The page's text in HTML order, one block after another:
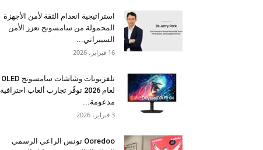
استراتيجية انعدام الثقة لأمن الأجهزة
المحمولة من سامسونج تعزز الأمن
السيبراني...
16 فبراير، 2026
تلفزيونات وشاشات سامسونج OLED
لعام 2026 توفّر تجارب ألعاب احترافية
مدعومة...
3 فبراير، 2026
Ooredoo تونس الراعي الرسمي